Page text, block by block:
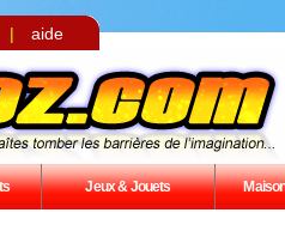
| aide
Jeux & Jouets